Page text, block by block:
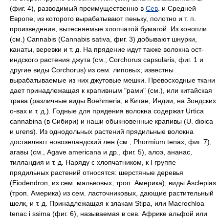
(фиг. 4), разводимый преимущественно в Сев . и Средней
Европе, из которого вырабатывают пеньку, полотно и т. п.
произведения, вытесняемые хлопчатой бумагой. Из конопли
(см.) Cannabis (Cannabis sativa, фиг. 3) добывают шнурки,
канаты, веревки и т. д. На прядение идут также волокна ост-
индского растения джута (см.; Corchorus capsularis, фиг. 1 и
другие виды Corchorus) из сем. липовых; известны
вырабатываемые из них джутовые мешки. Превосходные ткани
дает принадлежащая к крапивным "рами" (см.), или китайская
трава (различные виды Boehmeria, в Китае, Индии, на Зондских
о-вах и т. д.). Годные для прядения волокна содержат Urtica
cannabina (в Сибири) и наши обыкновенные крапивы (U. dioica
и urens). Из однодольных растений прядильные волокна
доставляют новозеландский лен (см., Phormium tenax, фиг. 7),
агавы (см., Agave americana и др., фиг. 5), алоэ, ананас,
тилландия и т. д. Наряду с хлопчатником, к I группе
прядильных растений относятся: шерстяные деревья
(Eiodendron, из сем. мальвовых, троп. Америка), виды Asclepias
(троп. Америка) из сем. ласточниковых, дающие растительный
шелк, и т. д. Принадлежащая к злакам Stipa, или Macrochloa
tenac i ssima (фиг. 6), называемая в сев. Африке альфой или